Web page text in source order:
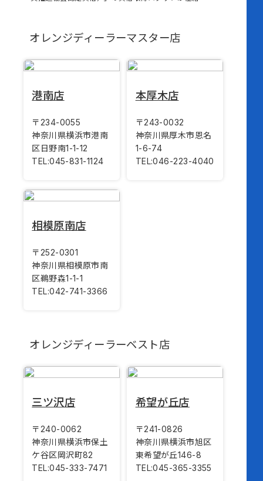
オレンジディーラーマスター店
港南店
〒234-0055
神奈川県横浜市港南
区日野南1-1-12
TEL:045-831-1124
本厚木店
〒243-0032
神奈川県厚木市恩名
1-6-74
TEL:046-223-4040
相模原南店
〒252-0301
神奈川県相模原市南
区鵜野森1-1-1
TEL:042-741-3366
オレンジディーラーベスト店
三ツ沢店
〒240-0062
神奈川県横浜市保土
ケ谷区岡沢町82
TEL:045-333-7471
希望が丘店
〒241-0826
神奈川県横浜市旭区
東希望が丘146-8
TEL:045-365-3355